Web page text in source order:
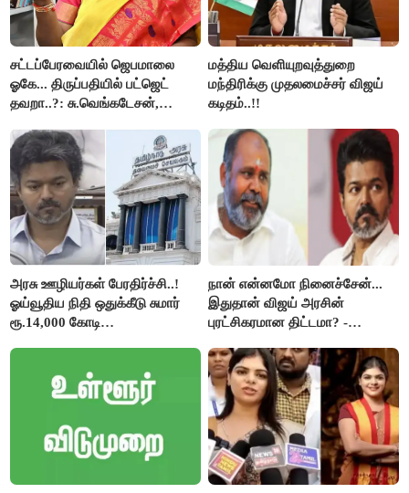
சட்டப்பேரவையில் ஜெபமாலை
ஓகே... திருப்பதியில் பட்ஜெட்
தவறா..?: சு.வெங்கடேசன்,
கேள்வி..!
மத்திய வெளியுறவுத்துறை
மந்திரிக்கு முதலமைச்சர் விஜய்
கடிதம்..!!
அரசு ஊழியர்கள் பேரதிர்ச்சி..!
ஓய்வூதிய நிதி ஒதுக்கீடு சுமார்
ரூ.14,000 கோடி
நான் என்னமோ நினைச்சேன்...
இதுதான் விஜய் அரசின்
புரட்சிகரமான திட்டமா? -